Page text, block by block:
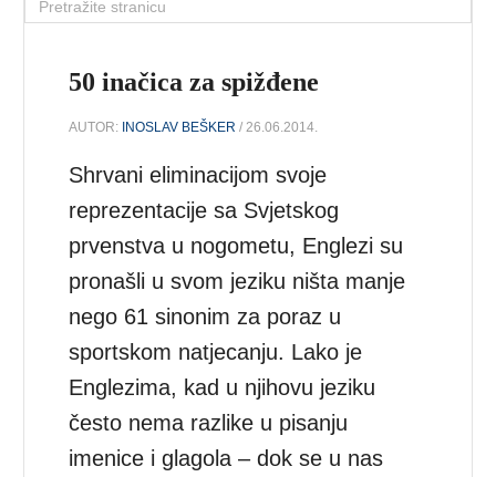
50 inačica za spižđene
AUTOR: INOSLAV BEŠKER / 26.06.2014.
Shrvani eliminacijom svoje
reprezentacije sa Svjetskog
prvenstva u nogometu, Englezi su
pronašli u svom jeziku ništa manje
nego 61 sinonim za poraz u
sportskom natjecanju. Lako je
Englezima, kad u njihovu jeziku
često nema razlike u pisanju
imenice i glagola – dok se u nas